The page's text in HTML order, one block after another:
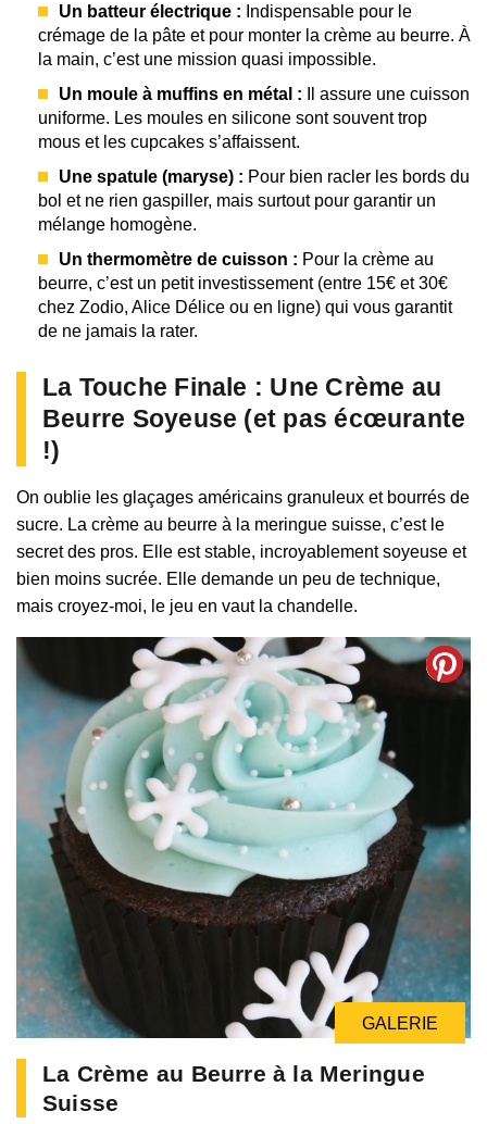
Un batteur électrique : Indispensable pour le
crémage de la pâte et pour monter la crème au beurre. À
la main, c’est une mission quasi impossible.
Un moule à muffins en métal : Il assure une cuisson
uniforme. Les moules en silicone sont souvent trop
mous et les cupcakes s’affaissent.
Une spatule (maryse) : Pour bien racler les bords du
bol et ne rien gaspiller, mais surtout pour garantir un
mélange homogène.
Un thermomètre de cuisson : Pour la crème au
beurre, c’est un petit investissement (entre 15€ et 30€
chez Zodio, Alice Délice ou en ligne) qui vous garantit
de ne jamais la rater.
La Touche Finale : Une Crème au
Beurre Soyeuse (et pas écœurante
!)
On oublie les glaçages américains granuleux et bourrés de
sucre. La crème au beurre à la meringue suisse, c’est le
secret des pros. Elle est stable, incroyablement soyeuse et
bien moins sucrée. Elle demande un peu de technique,
mais croyez-moi, le jeu en vaut la chandelle.
GALERIE
La Crème au Beurre à la Meringue
Suisse